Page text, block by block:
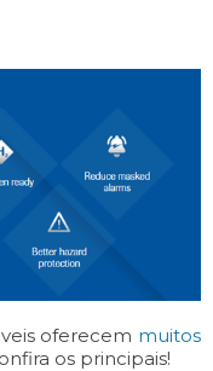
oferecem muitos
os principais!